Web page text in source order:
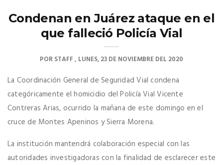
Condenan en Juárez ataque en el
que falleció Policía Vial
PORSTAFF LUNES, 23 DE NOVIEMBRE DEL 2020
La Coordinación General de Seguridad Vial condena
categóricamente el homicidio del Policía Vial Vicente
Contreras Arias, ocurrido la mañana de este domingo en el
cruce de Montes Apeninos y Sierra Morena.
La institución mantendrá colaboración especial con las
autoridades investigadoras con la finalidad de esclarecer este